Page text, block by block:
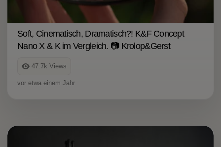
47.7k Views
Soft, Cinematisch, Dramatisch?! K&F Concept
Nano X & K im Vergleich. 📷 Krolop&Gerst
vor etwa einem Jahr